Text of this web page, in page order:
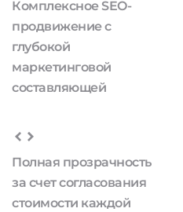
Комплексное SEO-
продвижение с
глубокой
маркетинговой
составляющей
Полная прозрачность
за счет согласования
стоимости каждой